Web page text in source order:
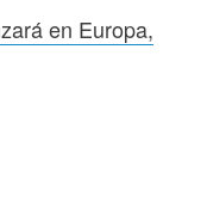
en Europa,